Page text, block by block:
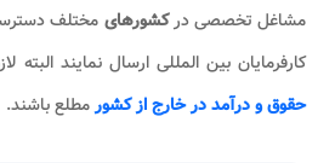
مشاغل تخصصی درکشورهای مختلف
کارفرمایان بین المللی ارسال نمایند البته
حقوق و درآمد در خارج از کشورمطلع باشند.